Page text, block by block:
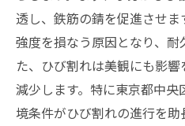
透し、鉄筋の錆を促進させ
強度を損なう原因となり、耐
た、ひび割れは美観にも影
減少します。特に東京都中
境条件がひび割れの進行を